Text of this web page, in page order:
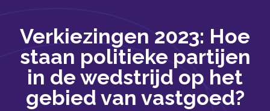
Verkiezingen 2023: Hoe
staan politieke partijen
in de wedstrijd op het
gebied van vastgoed?